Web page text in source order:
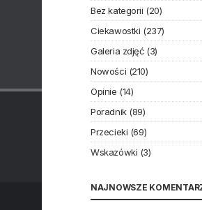
Bez kategorii (20)
Ciekawostki (237)
Galeria zdjęć(3)
Nowości (210)
Opinie (14)
Poradnik(89)
Przecieki (69)
Wskazówki (3)
NAJNOWSZE